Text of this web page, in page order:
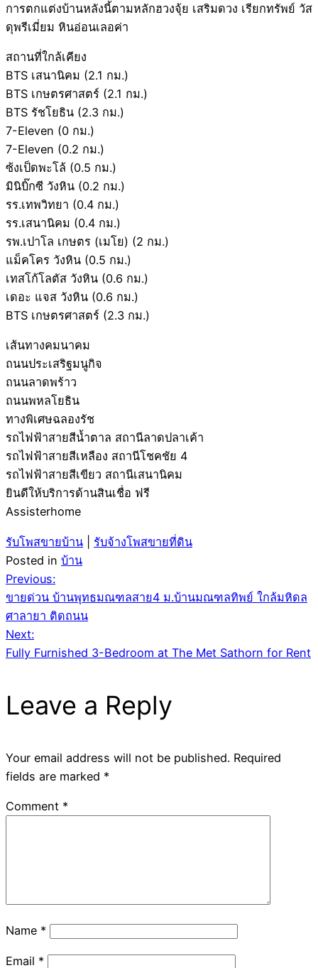
การตกแต่งบ้านหลังนี้ตามหลักฮวงจุ้ย เสริมดวง เรียกทรัพย์ วัส
ดุพรีเมี่ยม หินอ่อนเลอค่า
สถานที่ใกล้เคียง
BTS เสนานิคม (2.1 กม.)
BTS เกษตรศาสตร์ (2.1 กม.)
BTS รัชโยธิน (2.3 กม.)
7-Eleven (0 กม.)
7-Eleven (0.2 กม.)
ซ้งเป็ดพะโล้ (0.5 กม.)
มินิบิ๊กซี วังหิน (0.2 กม.)
รร.เทพวิทยา (0.4 กม.)
รร.เสนานิคม (0.4 กม.)
รพ.เปาโล เกษตร (เมโย) (2 กม.)
แม็คโคร วังหิน (0.5 กม.)
เทสโก้โลตัส วังหิน (0.6 กม.)
เดอะ แจส วังหิน (0.6 กม.)
BTS เกษตรศาสตร์ (2.3 กม.)
เส้นทางคมนาคม
ถนนประเสริฐมนูกิจ
ถนนลาดพร้าว
ถนนพหลโยธิน
ทางพิเศษฉลองรัช
รถไฟฟ้าสายสีน้ำตาล สถานีลาดปลาเค้า
รถไฟฟ้าสายสีเหลือง สถานีโชคชัย 4
รถไฟฟ้าสายสีเขียว สถานีเสนานิคม
ยินดีให้บริการด้านสินเชื่อ ฟรี
Assisterhome
รับโพสขายบ้าน
รับจ้างโพสขายที่ดิน
Posted in บ้าน
Post
navigation
Previous:
ขายด่วน บ้านพุทธมณฑลสาย4 ม.บ้านมณฑลทิพย์ ใกล้มหิดล
ศาลายา ติดถนน
Next:
Fully Furnished 3-Bedroom at The Met Sathorn for Rent
Leave a Reply
Your email address will not be published. Required
fields are marked *
Comment *
Name *
Email *